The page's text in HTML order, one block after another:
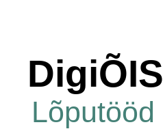
DigiÕIS
Lõputööd